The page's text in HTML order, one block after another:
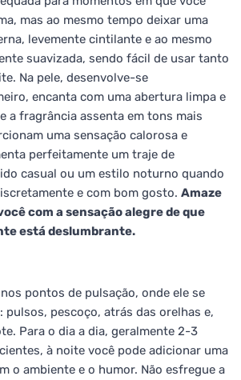
mas ao mesmo tempo deixar uma
levemente cintilante e ao mesmo
suavizada, sendo fácil de usar tanto
Na pele, desenvolve-se
encanta com uma abertura limpa e
a fragrância assenta em tons mais
uma sensação calorosa e
perfeitamente um traje de
casual ou um estilo noturno quando
e com bom gosto. Amaze
com a sensação alegre de que
está deslumbrante.
pontos de pulsação, onde ele se
pulsos, pescoço, atrás das orelhas e,
Para o dia a dia, geralmente 2-3
à noite você pode adicionar uma
o ambiente e o humor. Não esfregue a